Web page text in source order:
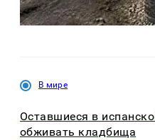
В мире
Оставшиеся в
обживать кладбища